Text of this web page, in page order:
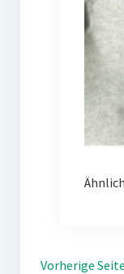
Vorherige Seite